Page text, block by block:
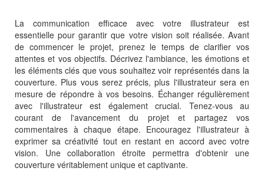
La communication efficace avec votre illustrateur est
essentielle pour garantir que votre vision soit réalisée. Avant
de commencer le projet, prenez le temps de clarifier vos
attentes et vos objectifs. Décrivez l'ambiance, les émotions et
les éléments clés que vous souhaitez voir représentés dans la
couverture. Plus vous serez précis, plus l'illustrateur sera en
mesure de répondre à vos besoins. Échanger régulièrement
avec l'illustrateur est également crucial. Tenez-vous au
courant de l'avancement du projet et partagez vos
commentaires à chaque étape. Encouragez l'illustrateur à
exprimer sa créativité tout en restant en accord avec votre
vision. Une collaboration étroite permettra d'obtenir une
couverture véritablement unique et captivante.